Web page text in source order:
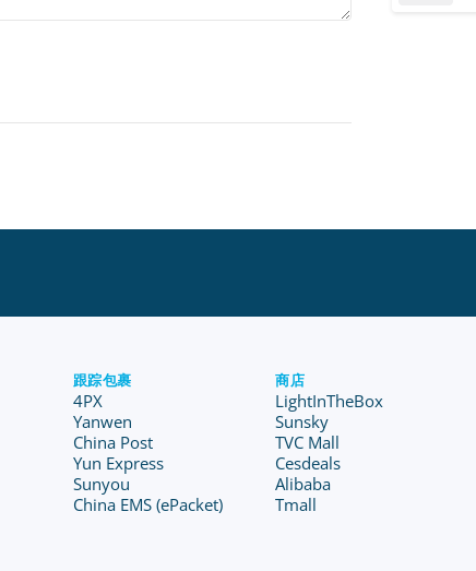
跟踪包裹
4PX
Yanwen
China Post
Yun Express
Sunyou
China EMS (ePacket)
商店
LightInTheBox
Sunsky
TVC Mall
Cesdeals
Alibaba
Tmall